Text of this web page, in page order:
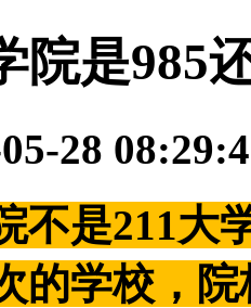
院是985
28
不是211大
的学校，